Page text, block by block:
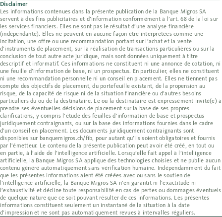
Disclaimer
Les informations contenues dans la présente publication de la Banque Migros SA
servent à des fins publicitaires et d’information conformément à l’art. 68 de la loi sur
les services financiers. Elles ne sont pas le résultat d’une analyse financière
(indépendante). Elles ne peuvent en aucune façon être interprétées comme une
incitation, une offre ou une recommandation portant sur l’achat et la vente
d’instruments de placement, sur la réalisation de transactions particulières ou sur la
conclusion de tout autre acte juridique, mais sont données uniquement à titre
descriptif et informatif. Ces informations ne constituent ni une annonce de cotation, ni
une feuille d’information de base, ni un prospectus. En particulier, elles ne constituent
ni une recommandation personnelle ni un conseil en placement. Elles ne tiennent pas
compte des objectifs de placement, du portefeuille existant, de la propension au
risque, de la capacité de risque ni de la situation financière ou d’autres besoins
particuliers du ou de la destinataire. Le ou la destinataire est expressément invité(e) à
prendre ses éventuelles décisions de placement sur la base de ses propres
clarifications, y compris l’étude des feuilles d’information de base et prospectus
juridiquement contraignants, ou sur la base des informations fournies dans le cadre
d’un conseil en placement. Les documents juridiquement contraignants sont
disponibles sur banquemigros.ch/fib, pour autant qu’ils soient obligatoires et fournis
par l’émetteur. Le contenu de la présente publication peut avoir été créé, en tout ou
en partie, à l’aide de l’intelligence artificielle. Lorsqu’elle fait appel à l’intelligence
artificielle, la Banque Migros SA applique des technologies choisies et ne publie aucun
contenu généré automatiquement sans vérification humaine. Indépendamment du fait
que les présentes informations aient été créées avec ou sans le soutien de
l’intelligence artificielle, la Banque Migros SA n’en garantit ni l’exactitude ni
l’exhaustivité et décline toute responsabilité en cas de pertes ou dommages éventuels
de quelque nature que ce soit pouvant résulter de ces informations. Les présentes
informations constituent seulement un instantané de la situation à la date
d’impression et ne sont pas automatiquement revues à intervalles réguliers.